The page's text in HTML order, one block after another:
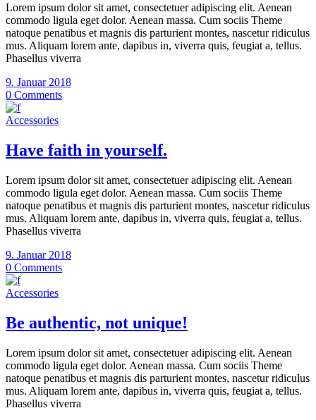
Lorem ipsum dolor sit amet, consectetuer adipiscing elit. Aenean
commodo ligula eget dolor. Aenean massa. Cum sociis Theme
natoque penatibus et magnis dis parturient montes, nascetur ridiculus
mus. Aliquam lorem ante, dapibus in, viverra quis, feugiat a, tellus.
Phasellus viverra
9. Januar 2018
0 Comments
Accessories
Have faith in yourself.
Lorem ipsum dolor sit amet, consectetuer adipiscing elit. Aenean
commodo ligula eget dolor. Aenean massa. Cum sociis Theme
natoque penatibus et magnis dis parturient montes, nascetur ridiculus
mus. Aliquam lorem ante, dapibus in, viverra quis, feugiat a, tellus.
Phasellus viverra
9. Januar 2018
0 Comments
Accessories
Be authentic, not unique!
Lorem ipsum dolor sit amet, consectetuer adipiscing elit. Aenean
commodo ligula eget dolor. Aenean massa. Cum sociis Theme
natoque penatibus et magnis dis parturient montes, nascetur ridiculus
mus. Aliquam lorem ante, dapibus in, viverra quis, feugiat a, tellus.
Phasellus viverra